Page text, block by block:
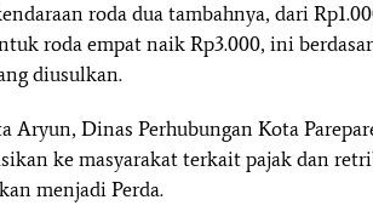
roda dua tambahnya, dari
roda empat naik Rp3.000, ini
diusulkan.
Aryun, Dinas Perhubungan Kota
ke masyarakat terkait pajak dan
menjadi Perda.